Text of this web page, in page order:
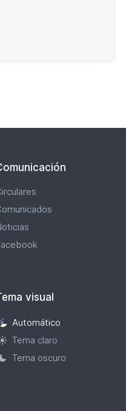
visual
Automático
Tema claro
Tema oscuro